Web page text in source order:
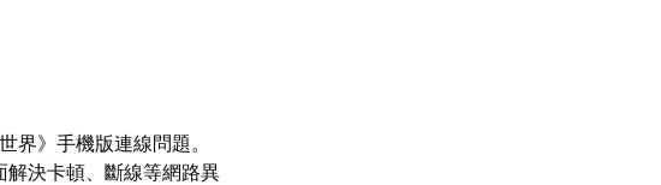
界》手機版連線問題。
決卡頓、斷線等網路異